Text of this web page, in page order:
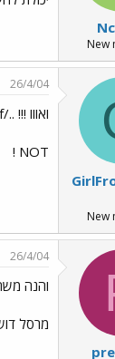
New
New
26/4/04
ואווו !!! ../images/Emo99.gif
NOT !
26/4/04
והנה
מרסל